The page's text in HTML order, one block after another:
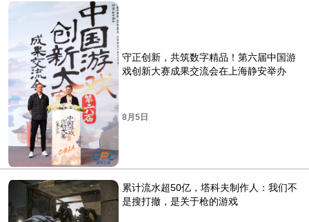
守正创新，共筑数字精品！第六届中国游
戏创新大赛成果交流会在上海静安举办
8月5日
累计流水超50亿，塔科夫制作人：我们不
是搜打撤，是关于枪的游戏